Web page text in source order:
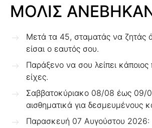
ΜΟΛΙΣ
Μετά τα 45, σταματάς να ζητάς
είσαι ο εαυτός σου.
Παράξενο να σου λείπει κάποιος
είχες.
Σαββατοκύριακο 08/08 έως 09/
αισθηματικά για δεσμευμένους
Παρασκευή 07 Αυγούστου 2026: